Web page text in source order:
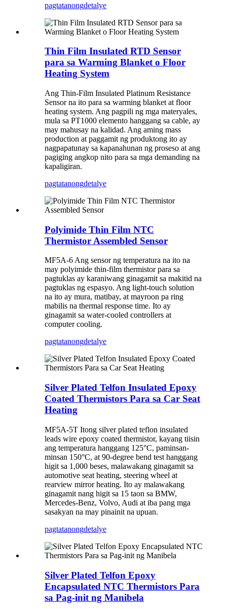
pagtatanongdetalye
Thin Film Insulated RTD Sensor
para sa Warming Blanket o Floor
Heating System
Ang Thin-Film Insulated Platinum Resistance
Sensor na ito para sa warming blanket at floor
heating system. Ang pagpili ng mga materyales,
mula sa PT1000 elemento hanggang sa cable, ay
may mahusay na kalidad. Ang aming mass
production at paggamit ng produktong ito ay
nagpapatunay sa kapanahunan ng proseso at ang
pagiging angkop nito para sa mga demanding na
kapaligiran.
pagtatanongdetalye
Polyimide Thin Film NTC
Thermistor Assembled Sensor
MF5A-6 Ang sensor ng temperatura na ito na
may polyimide thin-film thermistor para sa
pagtuklas ay karaniwang ginagamit sa makitid na
pagtuklas ng espasyo. Ang light-touch solution
na ito ay mura, matibay, at mayroon pa ring
mabilis na thermal response time. Ito ay
ginagamit sa water-cooled controllers at
computer cooling.
pagtatanongdetalye
Silver Plated Telfon Insulated Epoxy
Coated Thermistors Para sa Car Seat
Heating
MF5A-5T Itong silver plated teflon insulated
leads wire epoxy coated thermistor, kayang tiisin
ang temperatura hanggang 125°C, paminsan-
minsan 150°C, at 90-degree bend test hanggang
higit sa 1,000 beses, malawakang ginagamit sa
automotive seat heating, steering wheel at
rearview mirror heating. Ito ay malawakang
ginagamit nang higit sa 15 taon sa BMW,
Mercedes-Benz, Volvo, Audi at iba pang mga
sasakyan na may pinainit na upuan.
pagtatanongdetalye
Silver Plated Telfon Epoxy
Encapsulated NTC Thermistors Para
sa Pag-init ng Manibela